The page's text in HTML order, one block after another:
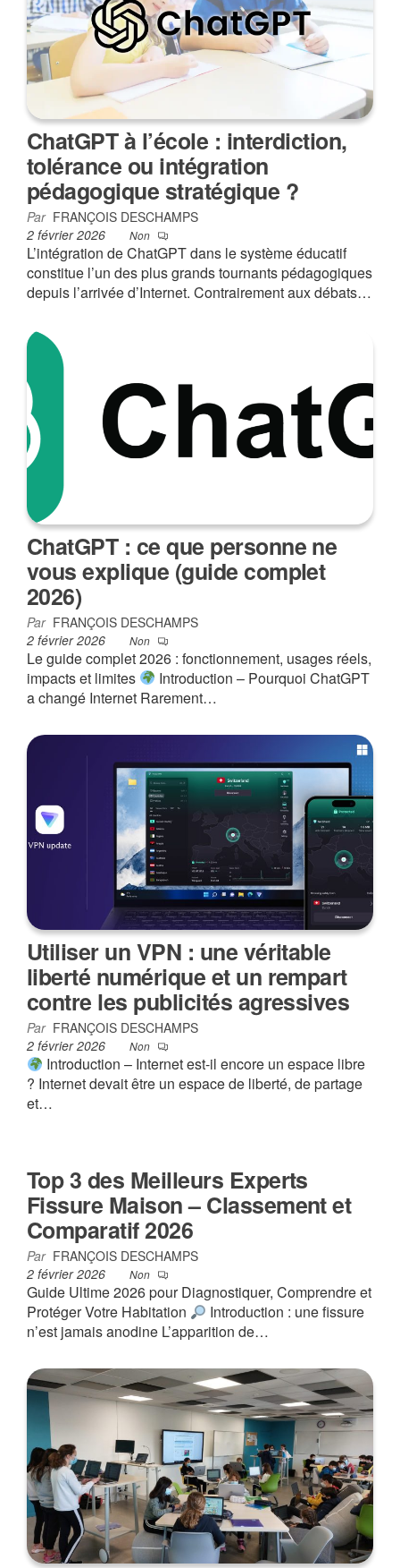
ChatGPT à l’école : interdiction,
tolérance ou intégration
pédagogique stratégique ?
Par FRANÇOIS DESCHAMPS
2 février 2026
Non
L’intégration de ChatGPT dans le système éducatif
constitue l’un des plus grands tournants pédagogiques
depuis l’arrivée d’Internet. Contrairement aux débats…
ChatGPT : ce que personne ne
vous explique (guide complet
2026)
Par FRANÇOIS DESCHAMPS
2 février 2026
Non
Le guide complet 2026 : fonctionnement, usages réels,
impacts et limites
Introduction – Pourquoi ChatGPT
a changé Internet Rarement…
Utiliser un VPN : une véritable
liberté numérique et un rempart
contre les publicités agressives
Par FRANÇOIS DESCHAMPS
2 février 2026
Non
Introduction – Internet est-il encore un espace libre
? Internet devait être un espace de liberté, de partage
et…
Top 3 des Meilleurs Experts
Fissure Maison – Classement et
Comparatif 2026
Par FRANÇOIS DESCHAMPS
2 février 2026
Non
Guide Ultime 2026 pour Diagnostiquer, Comprendre et
Protéger Votre Habitation
Introduction : une fissure
n’est jamais anodine L’apparition de…